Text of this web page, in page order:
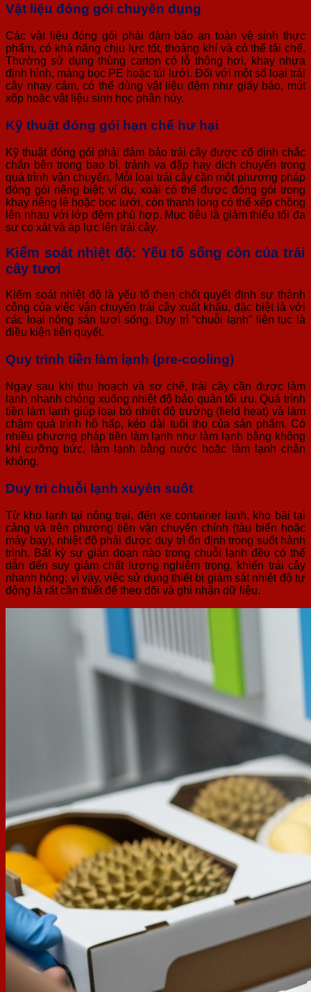
Vật liệu đóng gói chuyên dụng
Các vật liệu đóng gói phải đảm bảo an toàn vệ sinh thực
phẩm, có khả năng chịu lực tốt, thoáng khí và có thể tái chế.
Thường sử dụng thùng carton có lỗ thông hơi, khay nhựa
định hình, màng bọc PE hoặc túi lưới. Đối với một số loại trái
cây nhạy cảm, có thể dùng vật liệu đệm như giấy báo, mút
xốp hoặc vật liệu sinh học phân hủy.
Kỹ thuật đóng gói hạn chế hư hại
Kỹ thuật đóng gói phải đảm bảo trái cây được cố định chắc
chắn bên trong bao bì, tránh va đập hay dịch chuyển trong
quá trình vận chuyển. Mỗi loại trái cây cần một phương pháp
đóng gói riêng biệt; ví dụ, xoài có thể được đóng gói trong
khay riêng lẻ hoặc bọc lưới, còn thanh long có thể xếp chồng
lên nhau với lớp đệm phù hợp. Mục tiêu là giảm thiểu tối đa
sự cọ xát và áp lực lên trái cây.
Kiểm soát nhiệt độ: Yếu tố sống còn của trái
cây tươi
Kiểm soát nhiệt độ là yếu tố then chốt quyết định sự thành
công của việc vận chuyển trái cây xuất khẩu, đặc biệt là với
các loại nông sản tươi sống. Duy trì “chuỗi lạnh” liên tục là
điều kiện tiên quyết.
Quy trình tiền làm lạnh (pre-cooling)
Ngay sau khi thu hoạch và sơ chế, trái cây cần được làm
lạnh nhanh chóng xuống nhiệt độ bảo quản tối ưu. Quá trình
tiền làm lạnh giúp loại bỏ nhiệt độ trường (field heat) và làm
chậm quá trình hô hấp, kéo dài tuổi thọ của sản phẩm. Có
nhiều phương pháp tiền làm lạnh như làm lạnh bằng không
khí cưỡng bức, làm lạnh bằng nước hoặc làm lạnh chân
không.
Duy trì chuỗi lạnh xuyên suốt
Từ kho lạnh tại nông trại, đến xe container lạnh, kho bãi tại
cảng và trên phương tiện vận chuyển chính (tàu biển hoặc
máy bay), nhiệt độ phải được duy trì ổn định trong suốt hành
trình. Bất kỳ sự gián đoạn nào trong chuỗi lạnh đều có thể
dẫn đến suy giảm chất lượng nghiêm trọng, khiến trái cây
nhanh hỏng; vì vậy, việc sử dụng thiết bị giám sát nhiệt độ tự
động là rất cần thiết để theo dõi và ghi nhận dữ liệu.